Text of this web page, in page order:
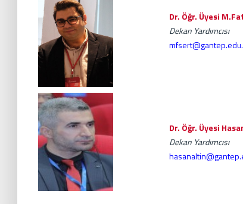
Dr. Öğr. Üyesi
Dekan Yardımcısı
mfsert
Dr. Öğr. Üyesi
Dekan Yardımcısı
hasanaltin